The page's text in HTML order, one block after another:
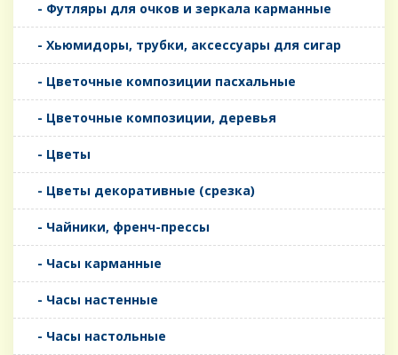
- Футляры для очков и зеркала карманные
- Хьюмидоры, трубки, аксессуары для сигар
- Цветочные композиции пасхальные
- Цветочные композиции, деревья
- Цветы
- Цветы декоративные (срезка)
- Чайники, френч-прессы
- Часы карманные
- Часы настенные
- Часы настольные